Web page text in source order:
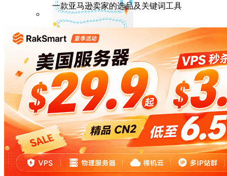
一款亚马逊卖家的选品及关键词工具
性能出众的高性价比美国主机，年付六折
DMIT
专注于高品质线路的VPS云服务器